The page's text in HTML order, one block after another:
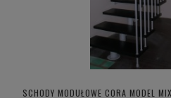
SCHODY MODUŁOWE CORA MODEL